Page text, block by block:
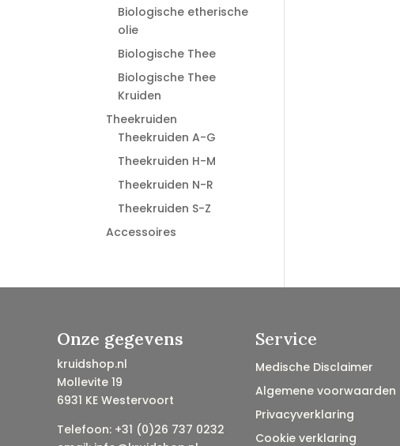
Biologische etherische
olie
Biologische Thee
Biologische Thee
Kruiden
Theekruiden
Theekruiden A-G
Theekruiden H-M
Theekruiden N-R
Theekruiden S-Z
Accessoires
Onze gegevens
kruidshop.nl
Mollevite 19
6931 KE Westervoort
Telefoon: +31 (0)26 737 0232
Service
Medische Disclaimer
Algemene voorwaarden
Privacyverklaring
Cookie verklaring